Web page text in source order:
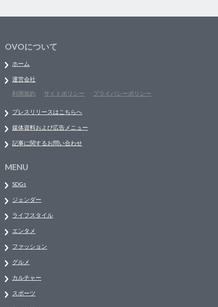
OVOについて
ホーム
運営会社
利用規約
サイトポリシー プライバシーポリシー
プレスリリースはこちらへ
媒体資料および広告メニュー
記事に関するお問い合わせ
MENU
SDGs
ジェンダー
ライフスタイル
エンタメ
ファッション
グルメ
カルチャー
スポーツ